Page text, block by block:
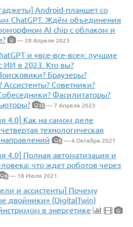
Android-планшет со
ChatGPT. Ждём объединения
AI chip с облаком и
— 28 Апреля 2023
и «все-все-все»: лучшие
ИИ в 2023. Кто вы?
Браузеры?
Советники?
Фасилитаторы?
13 — 7 Апреля 2023
4.0] Как на самом деле
технологическая
5 — 4 Октября 2021
4.0] Полная автоматизация и
что ждет роботов через
6 — 18 Июля 2021
и ассистенты] Почему
двойники» (DigitalTwin)
в энергетике